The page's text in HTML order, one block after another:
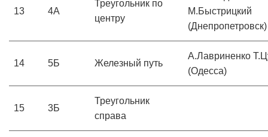
13 4А
Треугольник по
центру
М.Быстрицкий
(Днепропетровск)
14 5Б Железный путь
А.Лавриненко
(Одесса)
15 3Б
Треугольник
справа